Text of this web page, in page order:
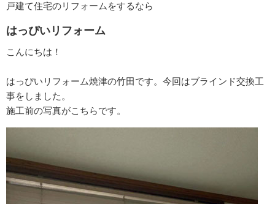
戸建て住宅のリフォームをするなら
はっぴいリフォーム
こんにちは！
はっぴいリフォーム焼津の竹田です。 今回はブラインド交換工
事をしました。
施工前の写真がこちらです。